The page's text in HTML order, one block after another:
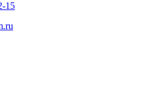
15